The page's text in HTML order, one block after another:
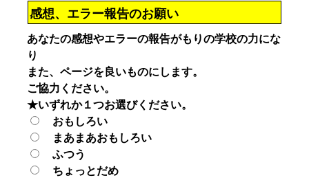
感想、エラー報告のお願い
あなたの感想やエラーの報告がもりの学校の力にな
り
また、ページを良いものにします。
ご協力ください。
★いずれか１つお選びください。
おもしろい
まあまあおもしろい
ふつう
ちょっとだめ